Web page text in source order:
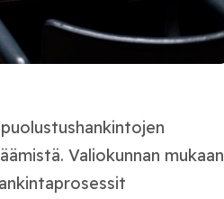
Valiokunnan mukaan